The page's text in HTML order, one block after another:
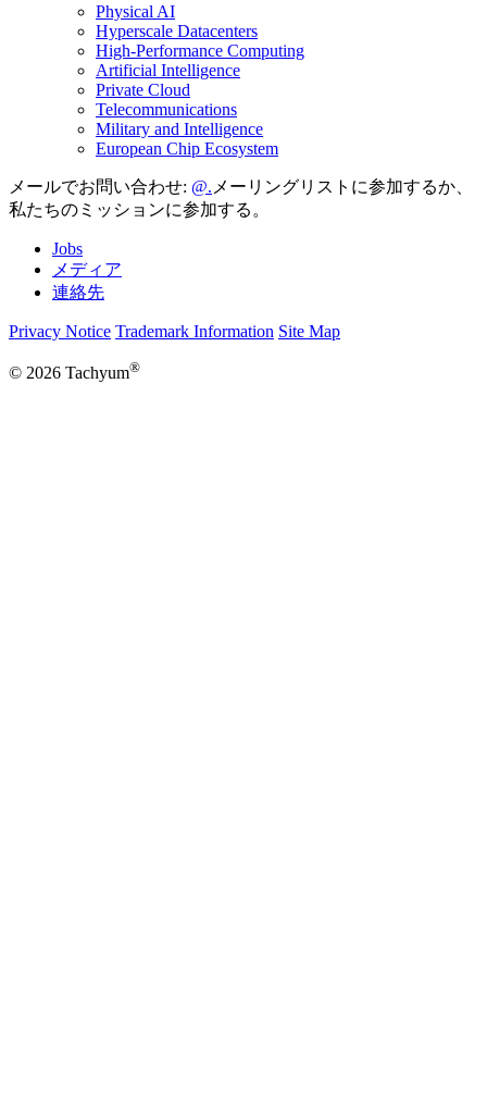
Physical AI
Hyperscale Datacenters
High-Performance Computing
Artificial Intelligence
Private Cloud
Telecommunications
Military and Intelligence
European Chip Ecosystem
メールでお問い合わせ:
メーリングリストに参加するか、
私たちのミッションに参加する。
Jobs
メディア
連絡先
Privacy Notice Trademark Information Site Map
© 2026 Tachyum®